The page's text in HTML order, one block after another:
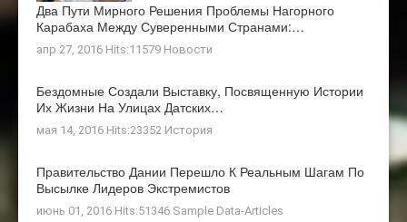
Два Пути Мирного Решения Проблемы Нагорного
Карабаха Между Суверенными Странами:…
апр 27, 2016 Hits:11579 Новости
Бездомные Создали Выставку, Посвященную Истории
Их Жизни На Улицах Датских…
мая 14, 2016 Hits:23352 История
Правительство Дании Перешло К Реальным Шагам По
Высылке Лидеров Экстремистов
июнь 01, 2016 Hits:51346 Sample Data-Articles